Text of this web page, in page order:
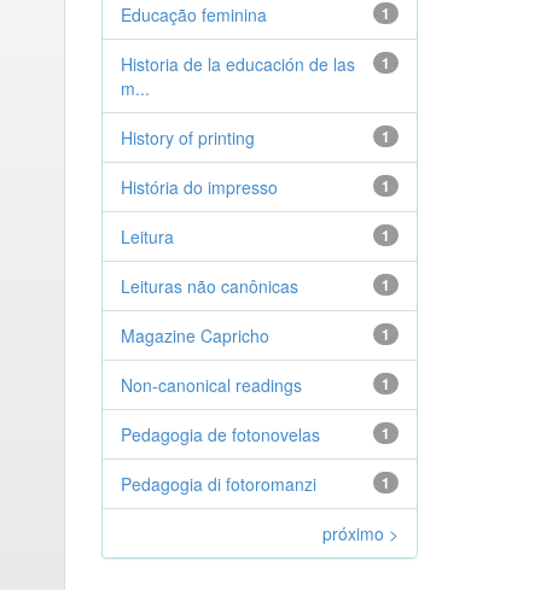
1
Educação feminina
1
Historia de la educación de las
m...
1
History of printing
1
História do impresso
1
Leitura
1
Leituras não canônicas
1
Magazine Capricho
1
Non-canonical readings
1
Pedagogia de fotonovelas
1
Pedagogia di fotoromanzi
próximo >